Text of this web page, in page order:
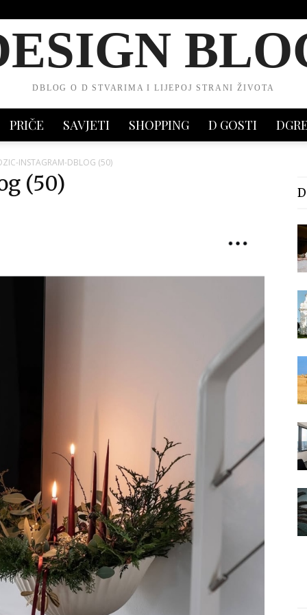
DBLOG O D STVARIMA I LIJEPOJ STRANI ŽIVOTA
PRIČE SAVJETI SHOPPING D GOSTI
INSTAGRAM-DBLOG (50)
(50)